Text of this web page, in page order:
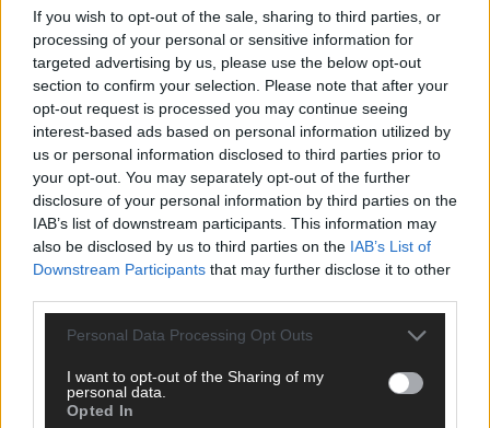
If you wish to opt-out of the sale, sharing to third parties, or
processing of your personal or sensitive information for
targeted advertising by us, please use the below opt-out
section to confirm your selection. Please note that after your
opt-out request is processed you may continue seeing
interest-based ads based on personal information utilized by
us or personal information disclosed to third parties prior to
your opt-out. You may separately opt-out of the further
disclosure of your personal information by third parties on the
IAB’s list of downstream participants. This information may
also be disclosed by us to third parties on the IAB’s List of
Downstream Participants that may further disclose it to other
Personal Data Processing Opt Outs
I want to opt-out of the Sharing of my
personal data.
Opted In
ANZEIGE
SCHNELL ZUM RESSORT